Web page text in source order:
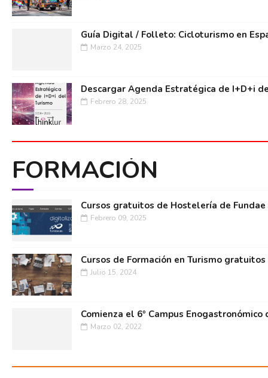
Guía Digital / Folleto: Cicloturismo en
Marzo 24, 2025
Descargar Agenda Estratégica de I+D+i
Febrero 28, 2025
FORMACIÓN
Cursos gratuitos de Hostelería de Fundae
Febrero 09, 2025
Cursos de Formación en Turismo gratuitos
Julio 15, 2024
Comienza el 6º Campus Enogastronómico
Marzo 02, 2022